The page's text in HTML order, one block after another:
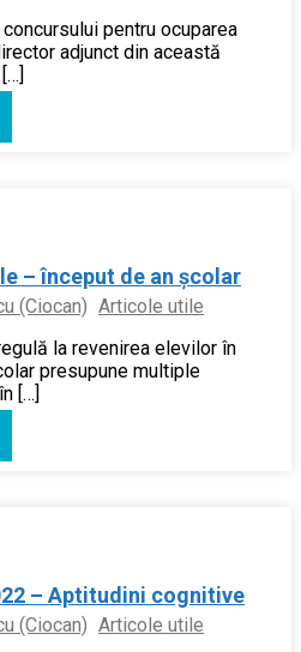
pentru ocuparea
adjunct din această
– început de an școlar
(Ciocan) Articole utile
la revenirea elevilor în
presupune multiple
[…]
– Aptitudini cognitive
(Ciocan) Articole utile